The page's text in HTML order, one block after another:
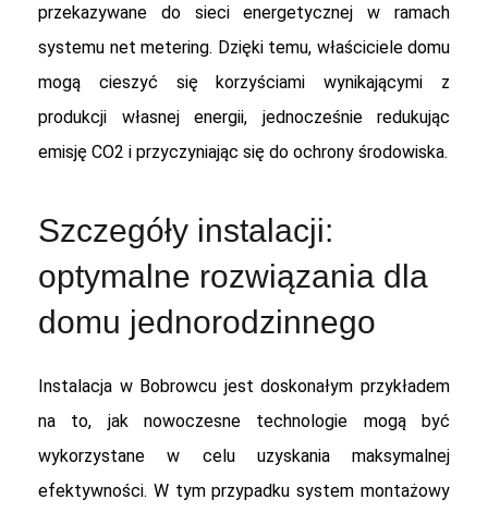
przekazywane do sieci energetycznej w ramach
systemu net metering. Dzięki temu, właściciele domu
mogą cieszyć się korzyściami wynikającymi z
produkcji własnej energii, jednocześnie redukując
emisję CO2 i przyczyniając się do ochrony środowiska.
Szczegóły instalacji:
optymalne rozwiązania dla
domu jednorodzinnego
Instalacja w Bobrowcu jest doskonałym przykładem
na to, jak nowoczesne technologie mogą być
wykorzystane w celu uzyskania maksymalnej
efektywności. W tym przypadku system montażowy